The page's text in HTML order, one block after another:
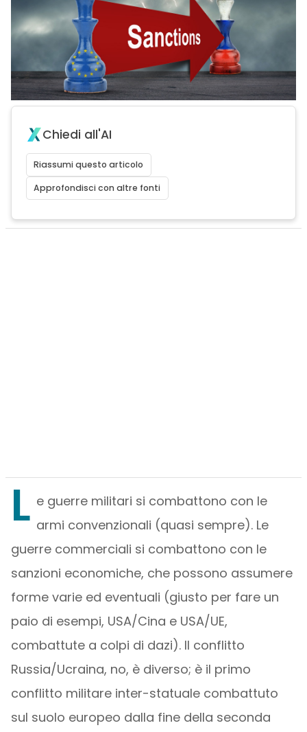
Chiedi all'AI
Riassumi questo articolo
Approfondisci con altre fonti
L e guerre militari si combattono con le
armi convenzionali (quasi sempre). Le
guerre commerciali si combattono con le
sanzioni economiche, che possono assumere
forme varie ed eventuali (giusto per fare un
paio di esempi, USA/Cina e USA/UE,
combattute a colpi di dazi). Il conflitto
Russia/Ucraina, no, è diverso; è il primo
conflitto militare inter-statuale combattuto
sul suolo europeo dalla fine della seconda